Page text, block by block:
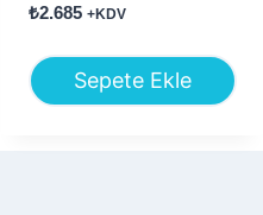
₺2.685 +KDV
Sepete Ekle